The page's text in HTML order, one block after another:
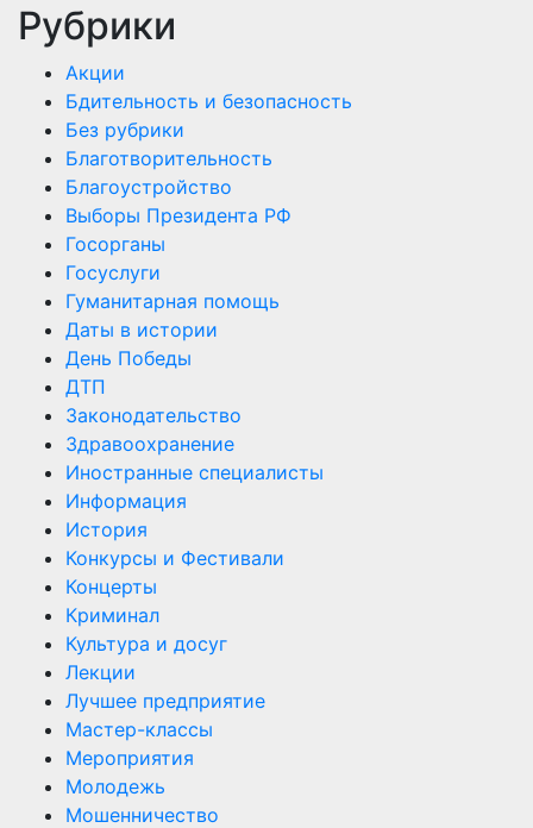
Рубрики
Акции
Бдительность и безопасность
Без рубрики
Благотворительность
Благоустройство
Выборы Президента РФ
Госорганы
Госуслуги
Гуманитарная помощь
Даты в истории
День Победы
ДТП
Законодательство
Здравоохранение
Иностранные специалисты
Информация
История
Конкурсы и Фестивали
Концерты
Криминал
Культура и досуг
Лекции
Лучшее предприятие
Мастер-классы
Мероприятия
Молодежь
Мошенничество